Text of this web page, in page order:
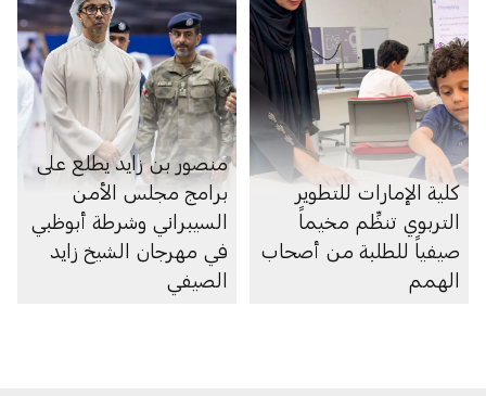
كلية الإمارات للتطوير
التربوي تنظِّم مخيماً
صيفياً للطلبة من أصحاب
الهمم
منصور بن زايد يطلع على
برامج مجلس الأمن
السيبراني وشرطة أبوظبي
في مهرجان الشيخ زايد
الصيفي